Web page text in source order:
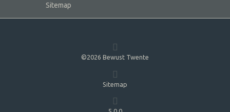
Sitemap
©2026 Bewust Twente
Sitemap